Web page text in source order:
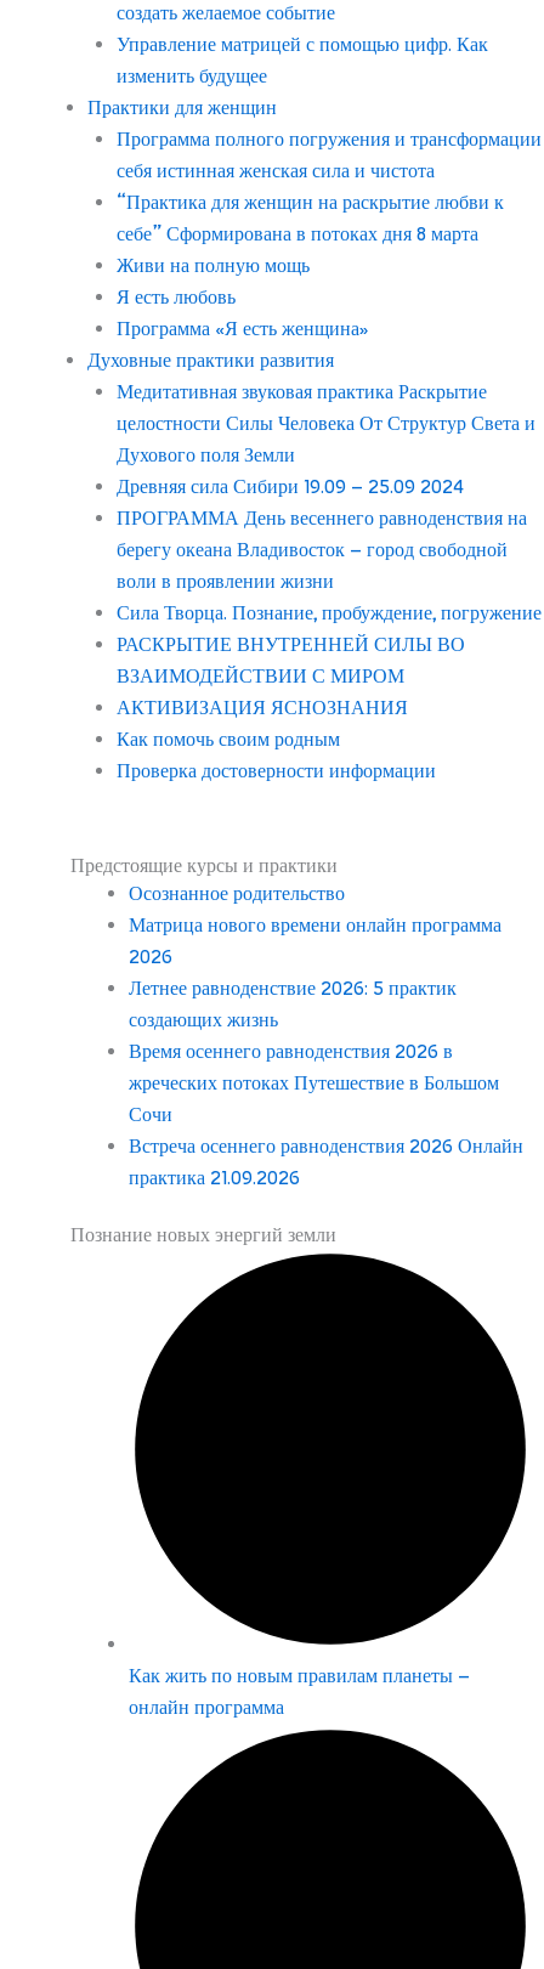
создать желаемое событие
Управление матрицей с помощью цифр. Как
изменить будущее
Практики для женщин
Программа полного погружения и трансформации
себя истинная женская сила и чистота
“Практика для женщин на раскрытие любви к
себе” Сформирована в потоках дня 8 марта
Живи на полную мощь
Я есть любовь
Программа «Я есть женщина»
Духовные практики развития
Медитативная звуковая практика Раскрытие
целостности Силы Человека От Структур Света и
Духового поля Земли
Древняя сила Сибири 19.09 – 25.09 2024
ПРОГРАММА День весеннего равноденствия на
берегу океана Владивосток – город свободной
воли в проявлении жизни
Сила Творца. Познание, пробуждение, погружение
РАСКРЫТИЕ ВНУТРЕННЕЙ СИЛЫ ВО
ВЗАИМОДЕЙСТВИИ С МИРОМ
АКТИВИЗАЦИЯ ЯСНОЗНАНИЯ
Как помочь своим родным
Проверка достоверности информации
Предстоящие курсы и практики
Осознанное родительство
Матрица нового времени онлайн программа
2026
Летнее равноденствие 2026: 5 практик
создающих жизнь
Время осеннего равноденствия 2026 в
жреческих потоках Путешествие в Большом
Сочи
Встреча осеннего равноденствия 2026 Онлайн
практика 21.09.2026
Познание новых энергий земли
Как жить по новым правилам планеты –
онлайн программа